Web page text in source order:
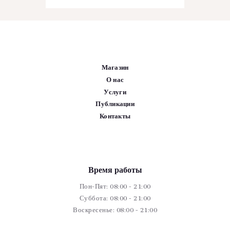
Магазин
О нас
Услуги
Публикации
Контакты
Время работы
Пон-Пят: 08:00 - 21:00
Суббота: 08:00 - 21:00
Воскресенье: 08:00 - 21:00